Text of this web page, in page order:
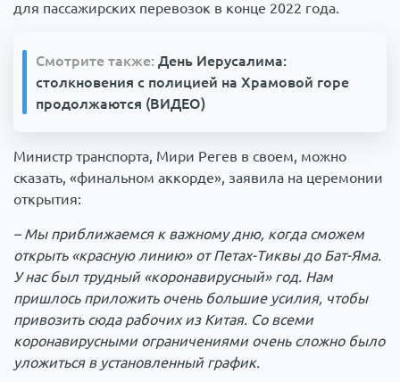
для пассажирских перевозок в конце 2022 года.
Смотрите также: День Иерусалима:
столкновения с полицией на Храмовой горе
продолжаются (ВИДЕО)
Министр транспорта, Мири Регев в своем, можно
сказать, «финальном аккорде», заявила на церемонии
открытия:
– Мы приближаемся к важному дню, когда сможем
открыть «красную линию» от Петах-Тиквы до Бат-Яма.
У нас был трудный «коронавирусный» год. Нам
пришлось приложить очень большие усилия, чтобы
привозить сюда рабочих из Китая. Со всеми
коронавирусными ограничениями очень сложно было
уложиться в установленный график.